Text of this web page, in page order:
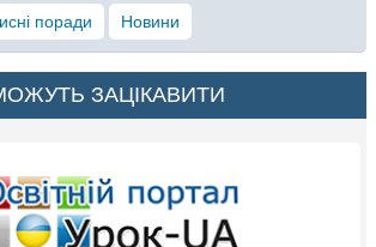
поради Новини
ЗАЦІКАВИТИ